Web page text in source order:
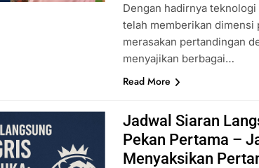
Dengan hadirnya
telah memberikan dimensi
merasakan pertandingan
menyajikan berbagai…
Read More
Jadwal Siaran
Pekan Pertama –
Menyaksikan